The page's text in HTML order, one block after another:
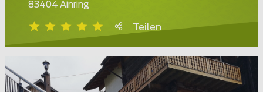
83404 Ainring
Teilen